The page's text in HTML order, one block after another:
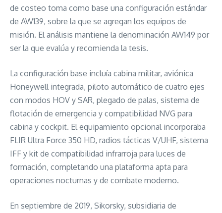
de costeo toma como base una configuración estándar
de AW139, sobre la que se agregan los equipos de
misión. El análisis mantiene la denominación AW149 por
ser la que evalúa y recomienda la tesis.
La configuración base incluía cabina militar, aviónica
Honeywell integrada, piloto automático de cuatro ejes
con modos HOV y SAR, plegado de palas, sistema de
flotación de emergencia y compatibilidad NVG para
cabina y cockpit. El equipamiento opcional incorporaba
FLIR Ultra Force 350 HD, radios tácticas V/UHF, sistema
IFF y kit de compatibilidad infrarroja para luces de
formación, completando una plataforma apta para
operaciones nocturnas y de combate moderno.
En septiembre de 2019, Sikorsky, subsidiaria de